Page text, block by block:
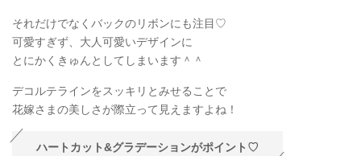
それだけでなくバックのリボンにも注目♡
可愛すぎず、大人可愛いデザインに
とにかくきゅんとしてしまいます＾＾
デコルテラインをスッキリとみせることで
花嫁さまの美しさが際立って見えますよね！
ハートカット&グラデーションがポイント♡